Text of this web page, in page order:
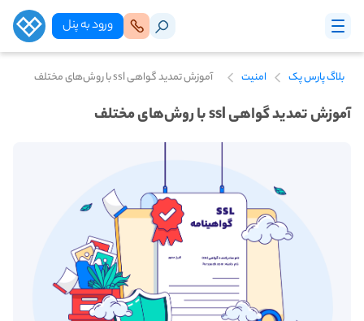
ورود‌ به‌ پنل
بلاگ پارس پک امنیت آموزش تمدید گواهی ssl با روش‌های مختلف
آموزش تمدید گواهی ssl با روش‌های مختلف